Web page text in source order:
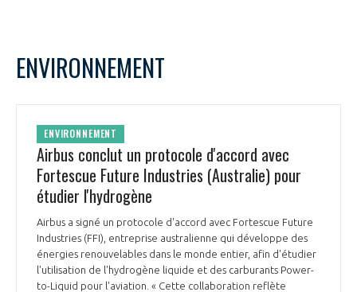
ENVIRONNEMENT
ENVIRONNEMENT
Airbus conclut un protocole d'accord avec
Fortescue Future Industries (Australie) pour
étudier l'hydrogène
Airbus a signé un protocole d'accord avec Fortescue Future
Industries (FFI), entreprise australienne qui développe des
énergies renouvelables dans le monde entier, afin d'étudier
l'utilisation de l'hydrogène liquide et des carburants Power-
to-Liquid pour l'aviation. « Cette collaboration reflète